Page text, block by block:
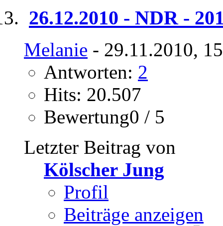
26.12.2010 - NDR -
Melanie - 29.11.2010,
Antworten: 2
Hits: 20.507
Bewertung0 / 5
Letzter Beitrag von
Kölscher Jung
Profil
Beiträge anzeigen